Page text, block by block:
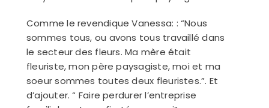
Comme le revendique Vanessa: : “Nous
sommes tous, ou avons tous travaillé dans
le secteur des fleurs. Ma mère était
fleuriste, mon père paysagiste, moi et ma
soeur sommes toutes deux fleuristes.”. Et
d’ajouter. “ Faire perdurer l’entreprise